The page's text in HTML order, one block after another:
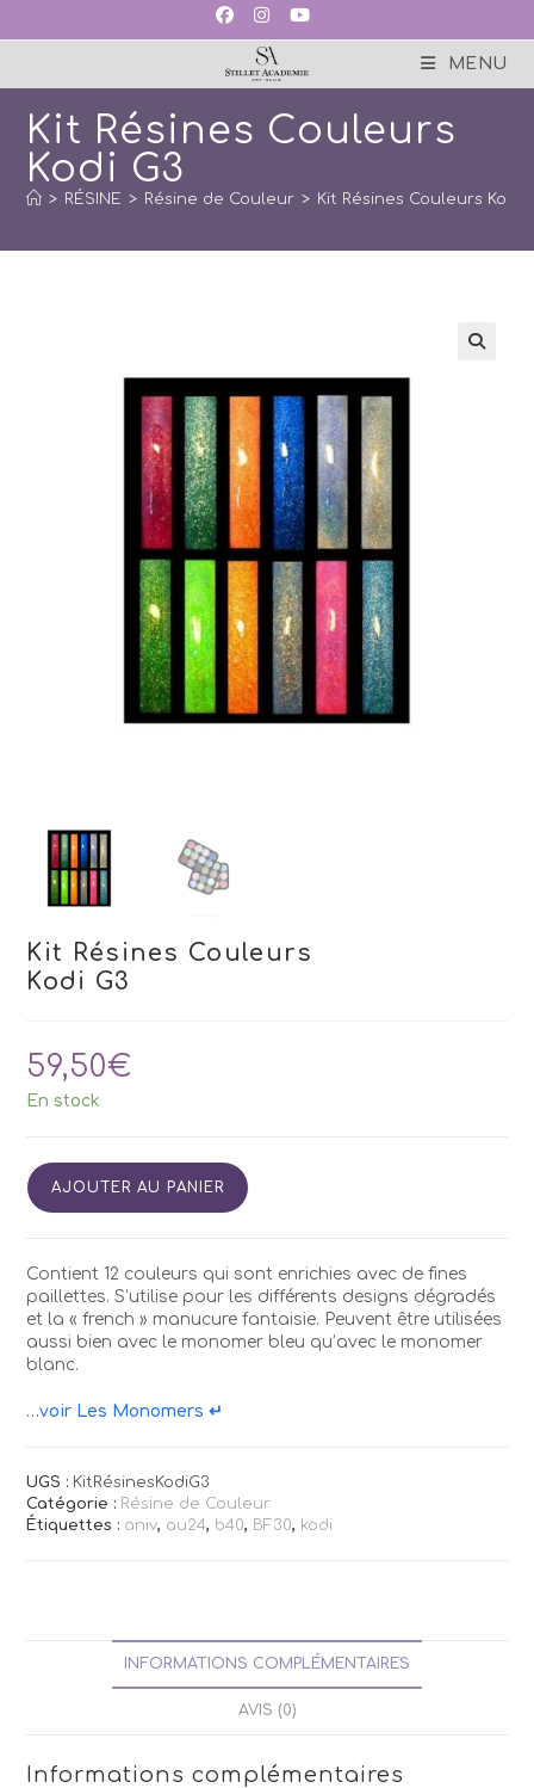
MENU
Kit Résines Couleurs
Kodi G3
> RÉSINE > Résine de Couleur > Kit Résines Couleurs Kodi
Kit Résines Couleurs
Kodi G3
59,50€
En stock
quantité
de
Kit
Kodi
G3
AJOUTER AU PANIER
Contient 12 couleurs qui sont enrichies avec de fines
paillettes. S’utilise pour les différents designs dégradés
et la « french » manucure fantaisie. Peuvent être utilisées
aussi bien avec le monomer bleu qu’avec le monomer
blanc.
…voir Les Monomers ↵
UGS : KitRésinesKodiG3
Catégorie : Résine de Couleur
Étiquettes : aniv, au24, b40, BF30, kodi
INFORMATIONS COMPLÉMENTAIRES
AVIS (0)
Informations complémentaires